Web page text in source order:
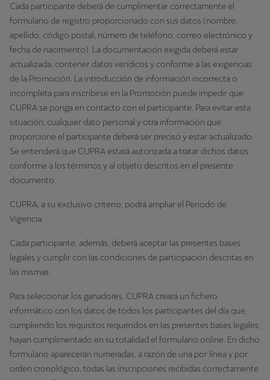
Cada participante deberá de cumplimentar correctamente el
formulario de registro proporcionado con sus datos (nombre,
apellido, código postal, número de teléfono, correo electrónico y
fecha de nacimiento). La documentación exigida deberá estar
actualizada, contener datos verídicos y conforme a las exigencias
de la Promoción. La introducción de información incorrecta o
incompleta para inscribirse en la Promoción puede impedir que
CUPRA se ponga en contacto con el participante. Para evitar esta
situación, cualquier dato personal y otra información que
proporcione el participante deberá ser preciso y estar actualizado.
Se entenderá que CUPRA estará autorizada a tratar dichos datos
conforme a los términos y al objeto descritos en el presente
documento.
CUPRA, a su exclusivo criterio, podrá ampliar el Periodo de
Vigencia.
Cada participante, además, deberá aceptar las presentes bases
legales y cumplir con las condiciones de participación descritas en
las mismas.
Para seleccionar los ganadores, CUPRA creará un fichero
informático con los datos de todos los participantes del día que,
cumpliendo los requisitos requeridos en las presentes bases legales,
hayan cumplimentado en su totalidad el formulario online. En dicho
formulario aparecerán numeradas, a razón de una por línea y por
orden cronológico, todas las inscripciones recibidas correctamente